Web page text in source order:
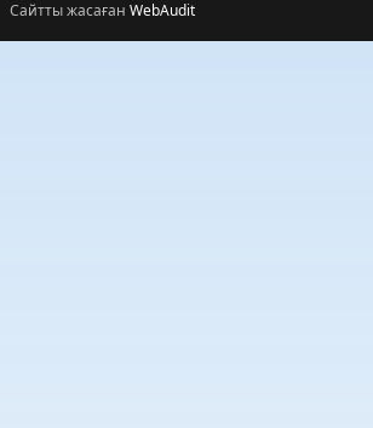
Сайтты жасаған WebAudit